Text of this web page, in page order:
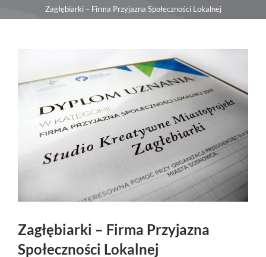
Zagłębiarki – Firma Przyjazna Społeczności Lokalnej
obrazek
Zagłębiarki – Firma Przyjazna
Społeczności Lokalnej